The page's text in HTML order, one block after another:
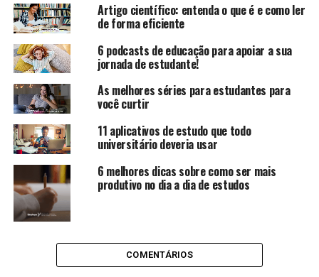
Artigo científico: entenda o que é e como ler
de forma eficiente
6 podcasts de educação para apoiar a sua
jornada de estudante!
As melhores séries para estudantes para
você curtir
11 aplicativos de estudo que todo
universitário deveria usar
6 melhores dicas sobre como ser mais
produtivo no dia a dia de estudos
COMENTÁRIOS